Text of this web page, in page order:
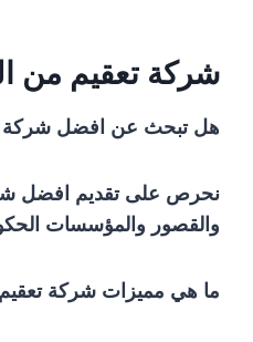
شركة تعقيم من
هل تبحث عن افضل شركة
نحرص على تقديم افضل
والقصور والمؤسسات
ما هي مميزات شركة